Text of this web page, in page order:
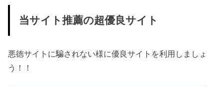
当サイト推薦の超優良サイト
悪徳サイトに騙されない様に優良サイトを利用しましょ
う！！